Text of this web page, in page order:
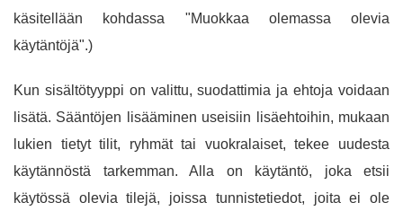
käsitellään kohdassa "Muokkaa olemassa olevia
käytäntöjä".)
Kun sisältötyyppi on valittu, suodattimia ja ehtoja voidaan
lisätä. Sääntöjen lisääminen useisiin lisäehtoihin, mukaan
lukien tietyt tilit, ryhmät tai vuokralaiset, tekee uudesta
käytännöstä tarkemman. Alla on käytäntö, joka etsii
käytössä olevia tilejä, joissa tunnistetiedot, joita ei ole